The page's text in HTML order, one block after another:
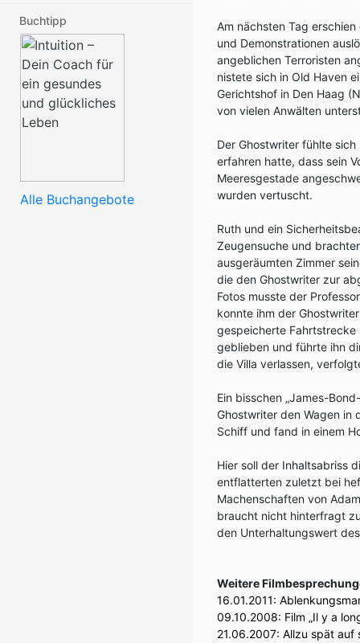
Buchtipp
Alle Buchangebote
Am nächsten Tag
und Demonstrationen
angeblichen Terroristen
nistete sich in Old Haven
Gerichtshof in Den Haag
von vielen Anwälten
Der Ghostwriter fühlte
erfahren hatte, dass sein
Meeresgestade
wurden vertuscht.
Ruth und ein
Zeugensuche und
ausgeräumten Zimmer
die den Ghostwriter zur
Fotos musste der
konnte ihm der
gespeicherte Fahrtstrecke
geblieben und führte ihn
die Villa verlassen,
Ein bisschen „James-
Ghostwriter den Wagen in
Schiff und fand in einem
Hier soll der Inhaltsabriss
entflatterten zuletzt bei
Machenschaften von
braucht nicht hinterfragt
den Unterhaltungswert
Weitere
16.01.2011:
09.10.2008: Film „Il y a
21.06.2007: Allzu spät auf